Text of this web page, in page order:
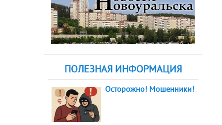
ПОЛЕЗНАЯ ИНФОРМАЦИЯ
Осторожно! Мошенники!